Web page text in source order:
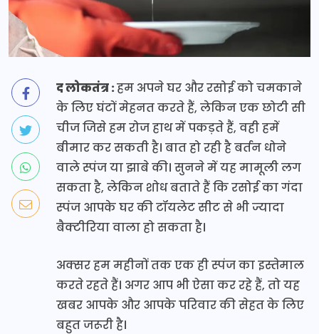
द लोकतंत्र :हम अपने घर और रसोई को चमकाने
के लिए घंटों मेहनत करते हैं, लेकिन एक छोटी सी
चीज जिसे हम रोज हाथ में पकड़ते हैं, वही हमें
बीमार कर सकती है। बात हो रही है बर्तन धोने
वाले स्पंज या झाबे की। सुनने में यह मामूली लग
सकता है, लेकिन शोध बताते हैं कि रसोई का गंदा
स्पंज आपके घर की टॉयलेट सीट से भी ज्यादा
बैक्टीरिया वाला हो सकता है।
अक्सर हम महीनों तक एक ही स्पंज का इस्तेमाल
करते रहते हैं। अगर आप भी ऐसा कर रहे हैं, तो यह
खबर आपके और आपके परिवार की सेहत के लिए
बहुत जरूरी है।